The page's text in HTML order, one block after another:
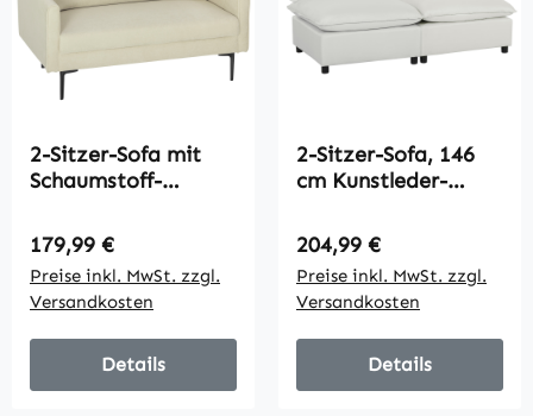
2-Sitzer-Sofa mit
Schaumstoff-
Stoffbezug, für
Wohnzimmer,
Schlafzimmer,
Metallrahmen,
Cremeweiß
Regulärer Preis:
179,99 €
Preise inkl. MwSt. zzgl.
Versandkosten
Details
2-Sitzer-Sofa, 146
cm Kunstleder-
breiter und tiefer
Sitzfläche, dicken
Kissen, einfache
Montage, Grau
Regulärer Preis:
204,99 €
Preise inkl. MwSt. zzgl.
Versandkosten
Details